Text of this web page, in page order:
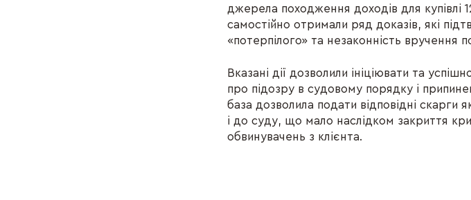
джерела походження доходів для купівлі
самостійно отримали ряд доказів, які
«потерпілого» та незаконність вручення
Вказані дії дозволили ініціювати та
про підозру в судовому порядку і
база дозволила подати відповідні скарги
і до суду, що мало наслідком закриття
обвинувачень з клієнта.